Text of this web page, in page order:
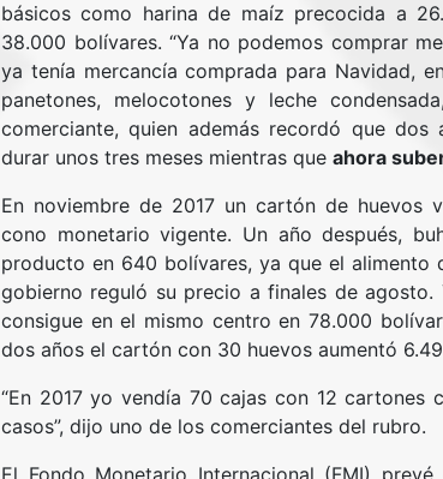
básicos como harina de maíz precocida a
38.000 bolívares. “Ya no podemos comprar
ya tenía mercancía comprada para Navidad,
panetones, melocotones y leche
comerciante, quien además recordó que
durar unos tres meses mientras que ahora
En noviembre de 2017 un cartón de huevos
cono monetario vigente. Un año después,
producto en 640 bolívares, ya que el alimento
gobierno reguló su precio a finales de
consigue en el mismo centro en 78.000
dos años el cartón con 30 huevos aumentó
“En 2017 yo vendía 70 cajas con 12
casos”, dijo uno de los comerciantes del rubro.